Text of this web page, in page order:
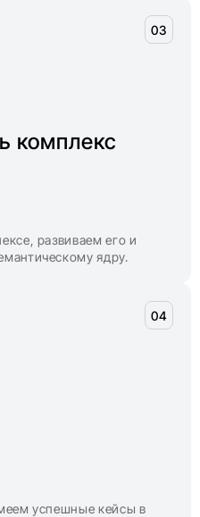
комплекс
развиваем его и
ядру.
успешные кейсы в